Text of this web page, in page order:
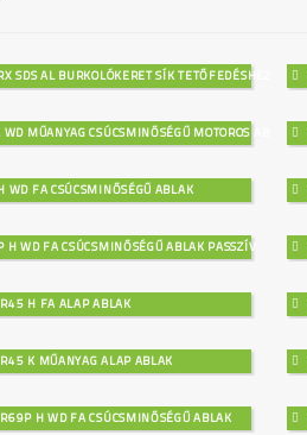
SDS AL BURKOLÓKERET SÍK TETŐFEDÉSHEZ
MŰANYAG CSÚCSMINŐSÉGŰ MOTOROS ABLAK
WD FA CSÚCSMINŐSÉGŰ ABLAK
H WD FA CSÚCSMINŐSÉGŰ ABLAK PASSZÍV
H FA ALAP ABLAK
K MŰANYAG ALAP ABLAK
H WD FA CSÚCSMINŐSÉGŰ ABLAK